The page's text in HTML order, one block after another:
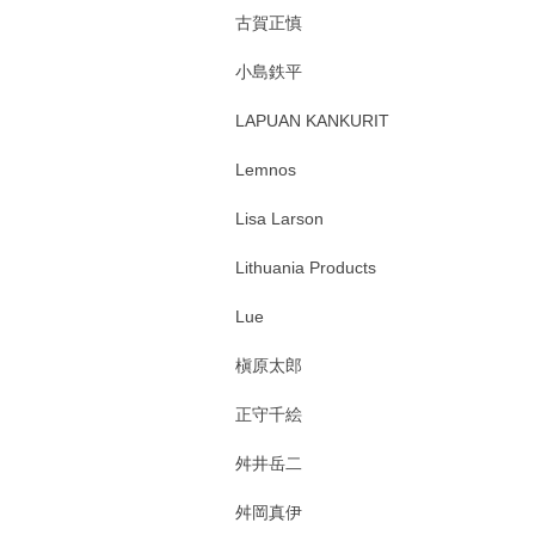
古賀正慎
小島鉄平
LAPUAN KANKURIT
Lemnos
Lisa Larson
Lithuania Products
Lue
槇原太郎
正守千絵
舛井岳二
舛岡真伊